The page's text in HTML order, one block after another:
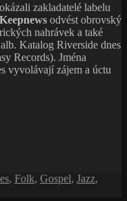
zakladatelé labelu
odvést obrovský
nahrávek a také
Katalog Riverside dnes
Records). Jména
vyvolávají zájem a úctu
, Folk, Gospel, Jazz,